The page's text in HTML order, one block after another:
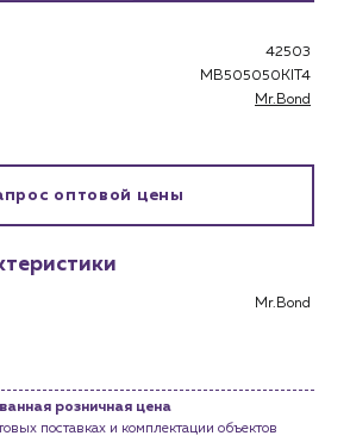
подрядным организациям
42503
MB505050KIT4
Mr.Bond
оптовой цены
Mr.Bond
розничная цена
поставках и комплектации объектов